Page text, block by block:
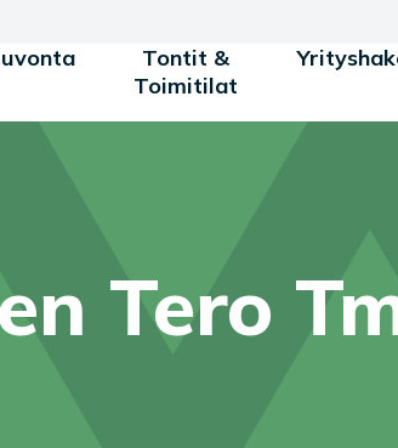
Tontit &
Toimitilat
Tero